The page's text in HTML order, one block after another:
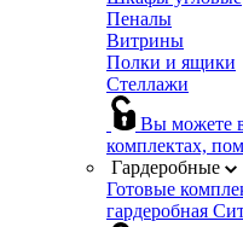
Пеналы
Витрины
Полки и ящики
Стеллажи
Вы можете
комплектах,
Гардеробные
Готовые
гардеробная